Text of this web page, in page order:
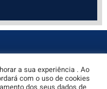
a sua experiência . Ao
com o uso de cookies